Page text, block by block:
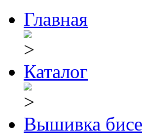
Главная
Каталог
Вышивка